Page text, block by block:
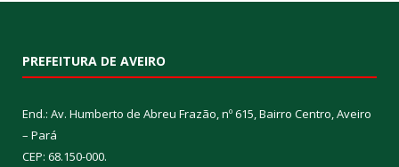
PREFEITURA DE AVEIRO
End.: Av. Humberto de Abreu Frazão, nº 615, Bairro Centro, Aveiro
– Pará
CEP: 68.150-000.